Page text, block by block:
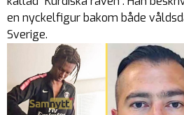
en nyckelfigur bakom både
Sverige.